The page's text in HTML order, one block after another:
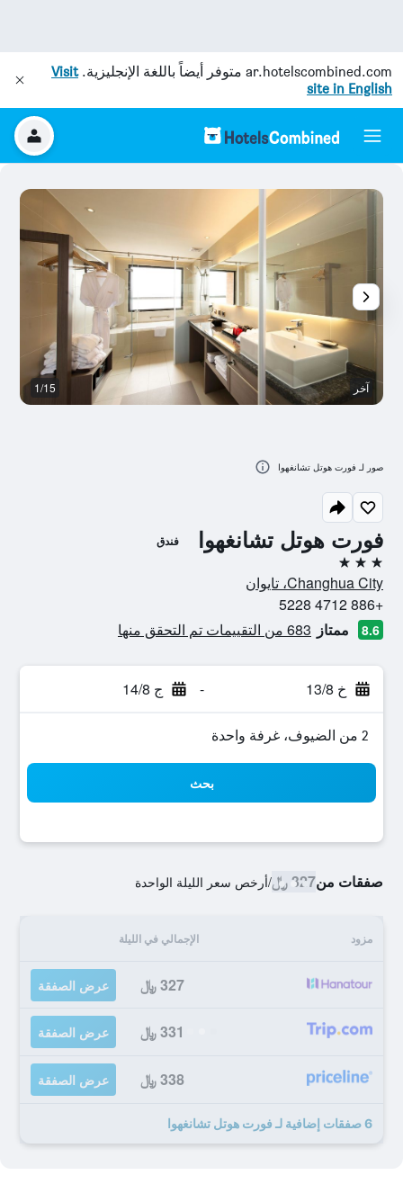
ar.hotelscombined.com متوفر أيضاً باللغة الإنجليزية.Visit
site in English
فورت هوتل تشانغهوا فندق
3 نجوم
Changhua City، تايوان
+886 4712 5228
8.6 ممتاز 683 من التقييمات تم التحقق منها
خ 13/8 - ج 14/8
2 من الضيوف، غرفة واحدة
بحث
صفقات من327 ﷼ /أرخص سعر الليلة الواحدة
مزود الإجمالي في الليلة
327 ﷼ عرض الصفقة
331 ﷼ عرض الصفقة
338 ﷼ عرض الصفقة
6 صفقات إضافية لـ فورت هوتل تشانغهوا
آخر 1/15
صور لـ فورت هوتل تشانغهوا